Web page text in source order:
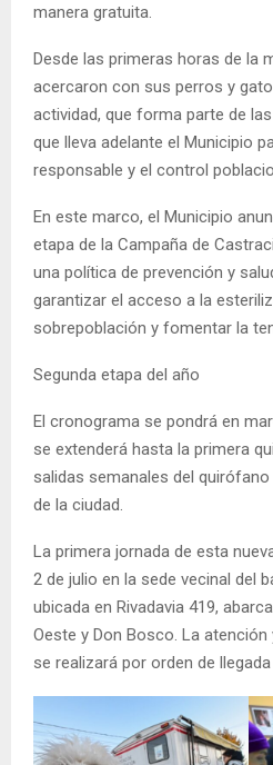
manera gratuita.
Desde las primeras horas de la
acercaron con sus perros y
actividad, que forma parte de
que lleva adelante el Municipio
responsable y el control
En este marco, el Municipio
etapa de la Campaña de
una política de prevención y
garantizar el acceso a la
sobrepoblación y fomentar la
Segunda etapa del año
El cronograma se pondrá en
se extenderá hasta la primera
salidas semanales del
de la ciudad.
La primera jornada de esta
2 de julio en la sede vecinal del
ubicada en Rivadavia 419,
Oeste y Don Bosco. La
se realizará por orden de